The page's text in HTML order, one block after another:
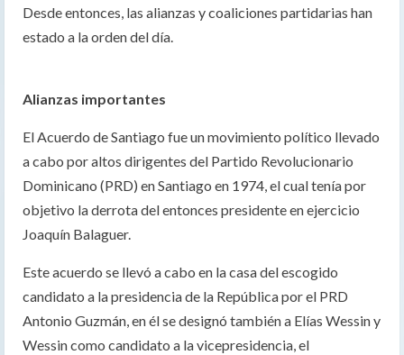
Desde entonces, las alianzas y coaliciones partidarias han
estado a la orden del día.
Alianzas importantes
El Acuerdo de Santiago fue un movimiento político llevado
a cabo por altos dirigentes del Partido Revolucionario
Dominicano (PRD) en Santiago en 1974, el cual tenía por
objetivo la derrota del entonces presidente en ejercicio
Joaquín Balaguer.
Este acuerdo se llevó a cabo en la casa del escogido
candidato a la presidencia de la República por el PRD
Antonio Guzmán, en él se designó también a Elías Wessin y
Wessin como candidato a la vicepresidencia, el